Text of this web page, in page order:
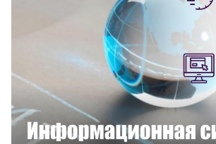
Смотреть проект